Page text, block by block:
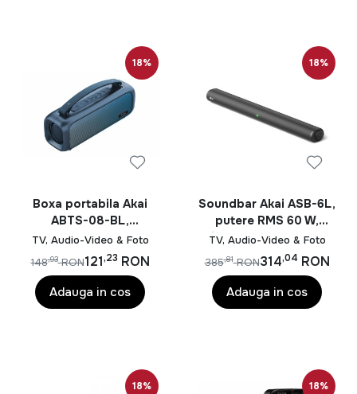
18%
Boxa portabila Akai
ABTS-08-BL,
bluetooth 5.1, 8W,
albastru
TV, Audio-Video & Foto
121,23 RON
148,93 RON
Adauga in cos
18%
Soundbar Akai ASB-6L,
putere RMS 60 W,
difuzoare 2.25", 15W x
4., raspusn in
impendatanta 4 ohmi,
TV, Audio-Video & Foto
314,04 RON
385,81 RON
Adauga in cos
18% 18%